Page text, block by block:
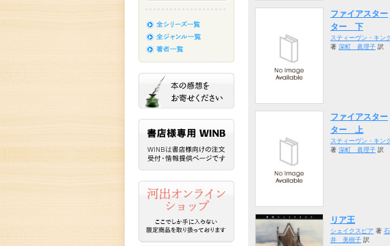
ファイアスター
ター 下
スティーヴン・キン
著 深町 眞理子 訳
ファイアスター
ター 上
スティーヴン・キン
著 深町 眞理子 訳
リア王
シェイクスピア 著 石
井 美樹子 訳